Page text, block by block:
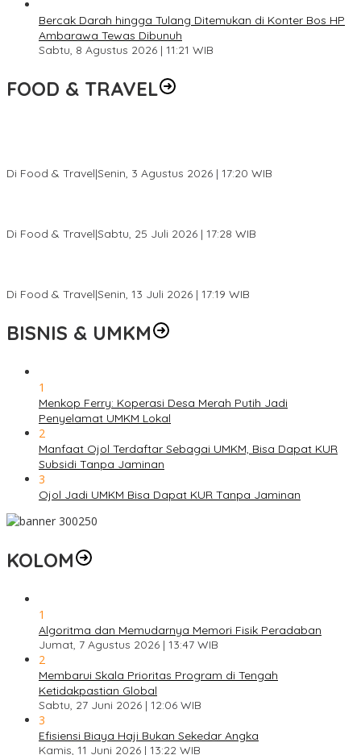
Bercak Darah hingga Tulang Ditemukan di Konter Bos HP
Ambarawa Tewas Dibunuh
Sabtu, 8 Agustus 2026 | 11:21 WIB
FOOD & TRAVEL
Di Food & Travel|Senin, 3 Agustus 2026 | 17:20 WIB
Di Food & Travel|Sabtu, 25 Juli 2026 | 17:28 WIB
Di Food & Travel|Senin, 13 Juli 2026 | 17:19 WIB
BISNIS & UMKM
1
Menkop Ferry: Koperasi Desa Merah Putih Jadi
Penyelamat UMKM Lokal
2
Manfaat Ojol Terdaftar Sebagai UMKM, Bisa Dapat KUR
Subsidi Tanpa Jaminan
3
Ojol Jadi UMKM Bisa Dapat KUR Tanpa Jaminan
KOLOM
1
Algoritma dan Memudarnya Memori Fisik Peradaban
Jumat, 7 Agustus 2026 | 13:47 WIB
2
Membarui Skala Prioritas Program di Tengah
Ketidakpastian Global
Sabtu, 27 Juni 2026 | 12:06 WIB
3
Efisiensi Biaya Haji Bukan Sekedar Angka
Kamis, 11 Juni 2026 | 13:22 WIB